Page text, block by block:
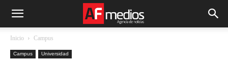
Inicio Campus
Campus Universidad